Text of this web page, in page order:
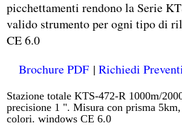
picchettamenti rendono la Serie
valido strumento per ogni tipo di
CE 6.0
Brochure PDF | Richiedi
Stazione totale KTS-472-R 1000m/
precisione 1 ". Misura con prisma
colori. windows CE 6.0